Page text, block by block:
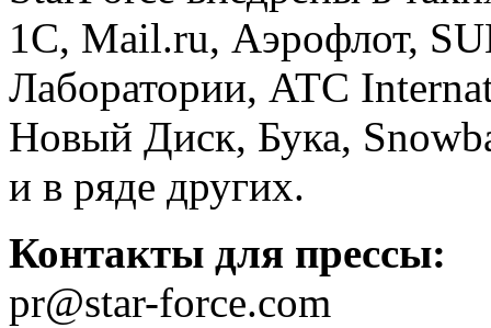
1С, Mail.ru, Аэрофлот,
Лаборатории, ATC
Новый Диск, Бука,
и в ряде других.
Контакты для прессы:
pr@star-force.com